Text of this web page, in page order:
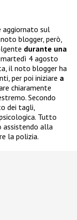
aggiornato sul
blogger, però,
durante una
martedì 4 agosto
il noto blogger ha
per poi iniziare a
chiaramente
Secondo
dei tagli,
Tutto
assistendo alla
la polizia.